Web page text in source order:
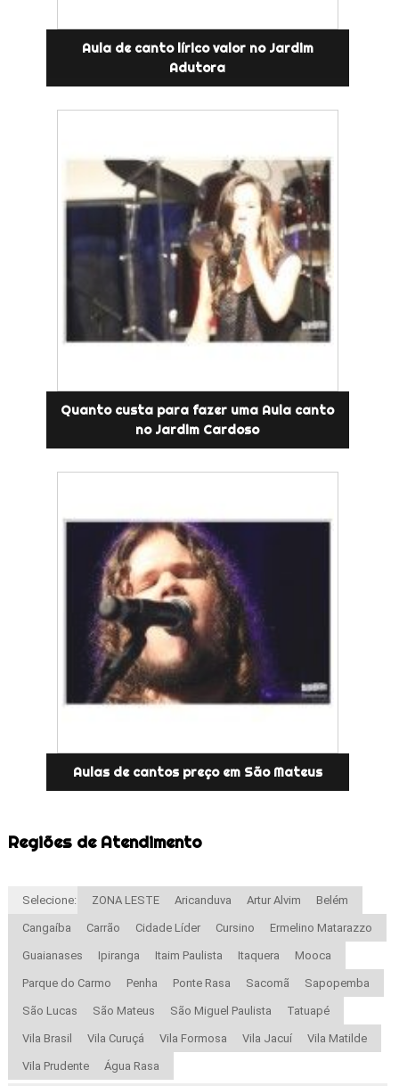
Aula de canto lírico valor no Jardim
Adutora
Quanto custa para fazer uma Aula canto
no Jardim Cardoso
Aulas de cantos preço em São Mateus
Regiões de Atendimento
Selecione: ZONA LESTE Aricanduva Artur Alvim Belém
Cangaíba Carrão Cidade Líder Cursino Ermelino Matarazzo
Guaianases Ipiranga Itaim Paulista Itaquera Mooca
Parque do Carmo Penha Ponte Rasa Sacomã Sapopemba
São Lucas São Mateus São Miguel Paulista Tatuapé
Vila Brasil Vila Curuçá Vila Formosa Vila Jacuí Vila Matilde
Vila Prudente Água Rasa